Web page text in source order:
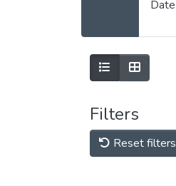
Date
Filters
Reset filters